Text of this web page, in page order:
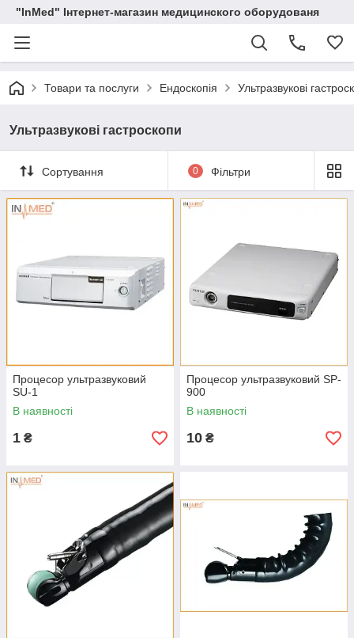
"InMed" Інтернет-магазин медицинского оборудованя
Товари та послуги Ендоскопія Ультразвукові
Ультразвукові гастроскопи
Сортування 0 Фільтри
Процесор ультразвуковий
SU-1
В наявності
1 ₴
Процесор ультразвуковий SP-
900
В наявності
10 ₴